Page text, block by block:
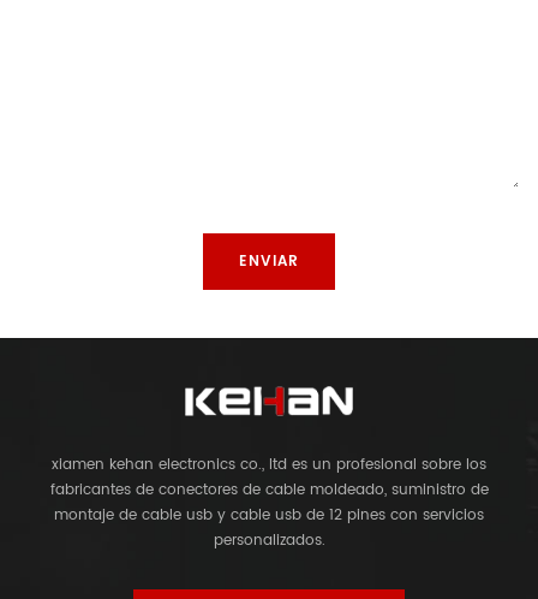
xiamen kehan electronics co., ltd es un profesional sobre los
fabricantes de conectores de cable moldeado, suministro de
montaje de cable usb y cable usb de 12 pines con servicios
personalizados.